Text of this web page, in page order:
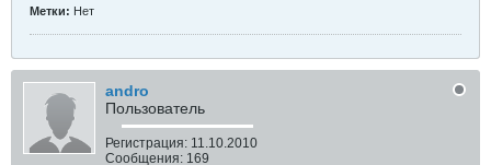
Метки: Нет
andro
Пользователь
Регистрация: 11.10.2010
Сообщения: 169